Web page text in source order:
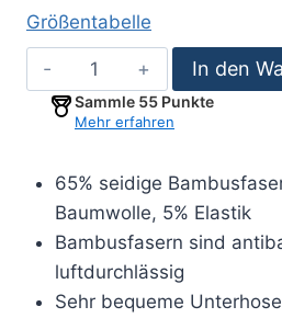
Größentabelle
5er
Pack
Bambus
weiß
Menge
In den
Sammle 55 Punkte
Mehr erfahren
65% seidige
Baumwolle, 5% Elastik
Bambusfasern sind
luftdurchlässig
Sehr bequeme